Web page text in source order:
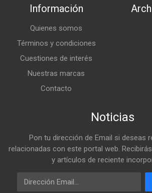
Información
Quienes somos
Términos y condiciones
Cuestiones de interés
Nuestras marcas
Contacto
Noticias
Pon tu dirección de Email si deseas
relacionadas con este portal web.
y artículos de reciente
Email